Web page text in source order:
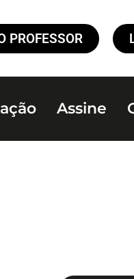
PROFESSOR
Assine